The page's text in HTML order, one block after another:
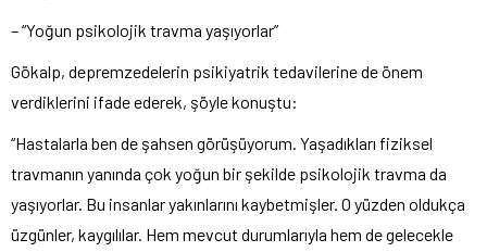
– “Yoğun psikolojik travma yaşıyorlar”
Gökalp, depremzedelerin psikiyatrik tedavilerine de önem
verdiklerini ifade ederek, şöyle konuştu:
“Hastalarla ben de şahsen görüşüyorum. Yaşadıkları fiziksel
travmanın yanında çok yoğun bir şekilde psikolojik travma da
yaşıyorlar. Bu insanlar yakınlarını kaybetmişler. O yüzden oldukça
üzgünler, kaygılılar. Hem mevcut durumlarıyla hem de gelecekle